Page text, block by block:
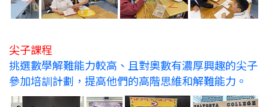
尖子課程
挑選數學解難能力較高、且對奧數有濃厚興趣的尖子
參加培訓計劃，提高他們的高階思維和解難能力。